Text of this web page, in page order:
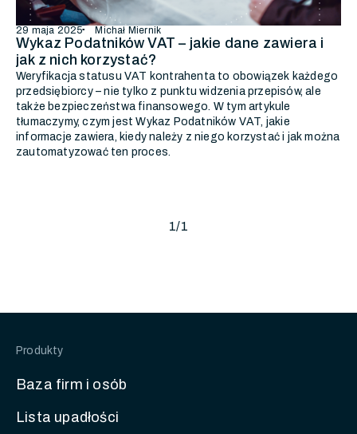
29 maja 2025 Michał Miernik
Wykaz Podatników VAT – jakie dane zawiera i
jak z nich korzystać?
Weryfikacja statusu VAT kontrahenta to obowiązek każdego
przedsiębiorcy – nie tylko z punktu widzenia przepisów, ale
także bezpieczeństwa finansowego. W tym artykule
tłumaczymy, czym jest Wykaz Podatników VAT, jakie
informacje zawiera, kiedy należy z niego korzystać i jak można
zautomatyzować ten proces.
1/1
Produkty
Baza firm i osób
Lista upadłości